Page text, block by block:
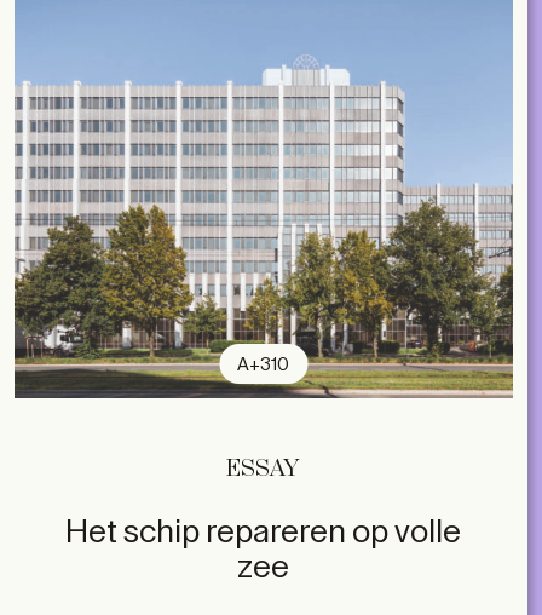
A+310
ESSAY
Het schip repareren op volle
zee